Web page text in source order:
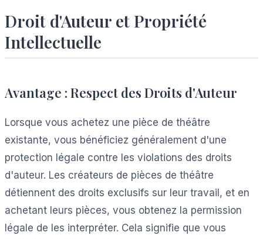
Droit d'Auteur et Propriété
Intellectuelle
Avantage : Respect des Droits d'Auteur
Lorsque vous achetez une pièce de théâtre
existante, vous bénéficiez généralement d'une
protection légale contre les violations des droits
d'auteur. Les créateurs de pièces de théâtre
détiennent des droits exclusifs sur leur travail, et en
achetant leurs pièces, vous obtenez la permission
légale de les interpréter. Cela signifie que vous